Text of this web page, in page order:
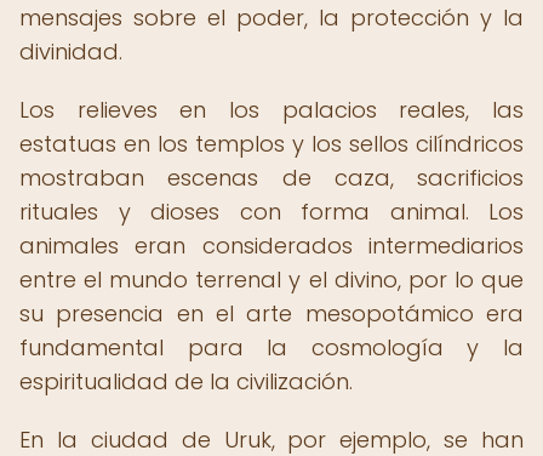
mensajes sobre el poder, la protección y la
divinidad.
Los relieves en los palacios reales, las
estatuas en los templos y los sellos cilíndricos
mostraban escenas de caza, sacrificios
rituales y dioses con forma animal. Los
animales eran considerados intermediarios
entre el mundo terrenal y el divino, por lo que
su presencia en el arte mesopotámico era
fundamental para la cosmología y la
espiritualidad de la civilización.
En la ciudad de Uruk, por ejemplo, se han